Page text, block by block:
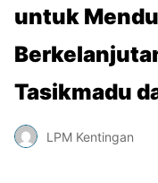
untuk
Tasikmadu
LPM Kentingan